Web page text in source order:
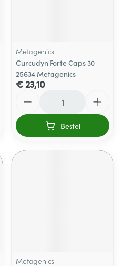
Metagenics
Curcudyn Forte Caps 30
25634 Metagenics
€ 23,10
Bestel
Metagenics